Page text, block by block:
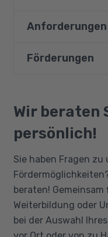
Microsoft®
Windows -
Der Windows
Programme
Programme
Dokumente
Dateien und
Der
Anforderungen
Bestimmte
Ihre Bedürfnisse
führen wir mit
bzw. der
Kommune.
Förderungen
Berufliche
Wir beraten
persönlich!
Sie haben Fragen zu
beraten!
Weiterbildung oder
bei der Auswahl